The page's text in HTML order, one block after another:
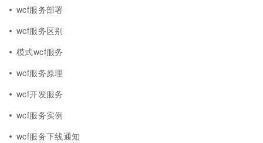
wcf服务部署
wcf服务区别
模式wcf服务
wcf服务原理
wcf开发服务
wcf服务实例
wcf服务下线通知